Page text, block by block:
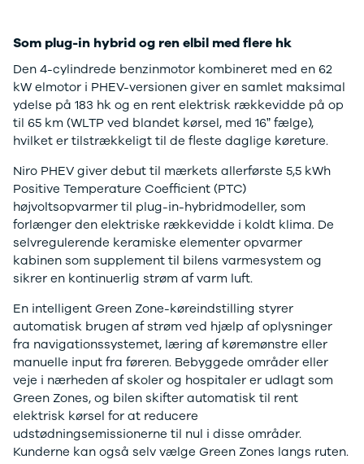
Elbil
Picanto
Ceed
Rio
e-Niro
Optima
Sorento
Sportage
Stonic
Venga
XCeed
EV6
ProCeed
EV3
EV4
Land Rover
Se alle Land
Rover
Range Rover
Sport
Lexus
Se alle Lexus
Som plug-in hybrid og ren elbil med flere hk
Den 4-cylindrede benzinmotor kombineret med en 62
kW elmotor i PHEV-versionen giver en samlet maksimal
ydelse på 183 hk og en rent elektrisk rækkevidde på op
til 65 km (WLTP ved blandet kørsel, med 16” fælge),
hvilket er tilstrækkeligt til de fleste daglige køreture.
Niro PHEV giver debut til mærkets allerførste 5,5 kWh
Positive Temperature Coefficient (PTC)
højvoltsopvarmer til plug-in-hybridmodeller, som
forlænger den elektriske rækkevidde i koldt klima. De
selvregulerende keramiske elementer opvarmer
kabinen som supplement til bilens varmesystem og
sikrer en kontinuerlig strøm af varm luft.
En intelligent Green Zone-køreindstilling styrer
automatisk brugen af strøm ved hjælp af oplysninger
fra navigationssystemet, læring af køremønstre eller
manuelle input fra føreren. Bebyggede områder eller
veje i nærheden af skoler og hospitaler er udlagt som
Green Zones, og bilen skifter automatisk til rent
elektrisk kørsel for at reducere
udstødningsemissionerne til nul i disse områder.
Kunderne kan også selv vælge Green Zones langs ruten.